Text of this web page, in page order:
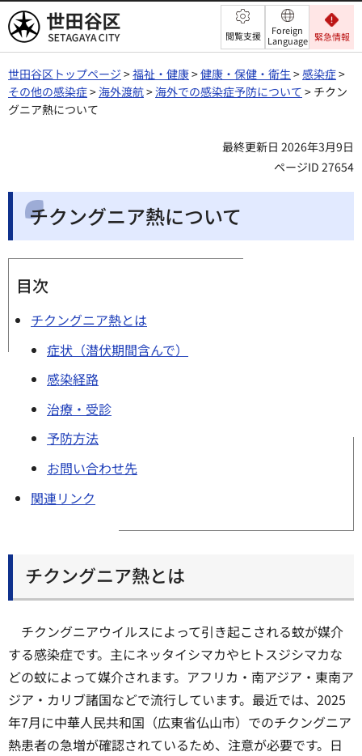
世田谷区 閲覧支援
Foreign
Language 緊急情報
世田谷区トップページ >福祉・健康>健康・保健・衛生 >感染症>
その他の感染症>海外渡航>海外での感染症予防について > チクン
グニア熱について
最終更新日 2026年3月9日
ページID 27654
チクングニア熱について
目次
チクングニア熱とは
症状（潜伏期間含んで）
感染経路
治療・受診
予防方法
お問い合わせ先
関連リンク
チクングニア熱とは
チクングニアウイルスによって引き起こされる蚊が媒介
する感染症です。主にネッタイシマカやヒトスジシマカな
どの蚊によって媒介されます。アフリカ・南アジア・東南ア
ジア・カリブ諸国などで流行しています。最近では、2025
年7月に中華人民共和国（広東省仏山市）でのチクングニア
熱患者の急増が確認されているため、注意が必要です。日